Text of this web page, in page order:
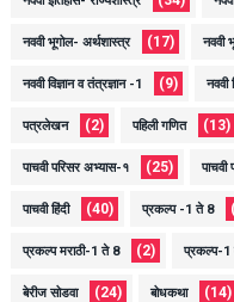
नववी भूगोल- अर्थशास्त्र (17) नववी
नववी विज्ञान व तंत्रज्ञान -1 (9) नववी
पत्रलेखन (2) पहिली गणित (13)
पाचवी परिसर अभ्यास-१ (25)
पाचवी हिंदी (40) प्रकल्प -1 ते 8
प्रकल्प मराठी-1 ते 8 (2) प्रकल्प-1
बेरीज सोडवा (24) बोधकथा (14)